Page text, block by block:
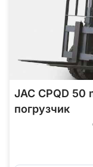
JAC CPQD 50
погрузчик